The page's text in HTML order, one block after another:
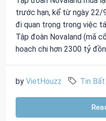
trước hạn, kể từ ngày
đi quan trọng trong việc
Tập đoàn Novaland (mã
hoạch chi hơn 2300 tỷ
by VietHouzz Tin